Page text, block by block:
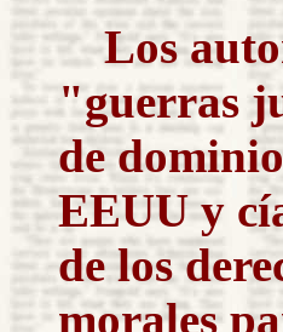
Los
"guerras
de
EEUU y
de los
morales